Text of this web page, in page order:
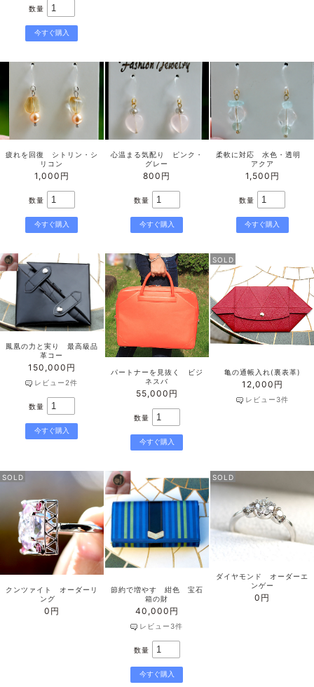
数量
疲れを回復 シトリン・シ
リコン
1,000円
数量
心温まる気配り ピンク・
グレー
800円
数量
柔軟に対応 水色・透明
アクア
1,500円
数量
鳳凰の力と実り 最高級品
革コー
150,000円
レビュー2件
数量
パートナーを見抜く ビジ
ネスバ
55,000円
数量
SOLD
亀の通帳入れ(裏表革)
12,000円
レビュー3件
SOLD
クンツァイト オーダーリ
ング
0円
節約で増やす 紺色 宝石
箱の財
40,000円
レビュー3件
数量
SOLD
ダイヤモンド オーダーエ
ンゲー
0円